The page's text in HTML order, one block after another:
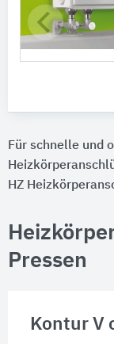
Für schnelle und
HZ
Pressen
Kontur V